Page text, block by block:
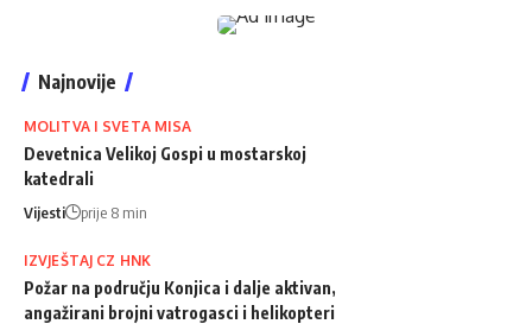
Najnovije
MOLITVA I SVETA MISA
Devetnica Velikoj Gospi u mostarskoj
katedrali
Vijesti prije 8 min
IZVJEŠTAJ CZ HNK
Požar na području Konjica i dalje aktivan,
angažirani brojni vatrogasci i helikopteri